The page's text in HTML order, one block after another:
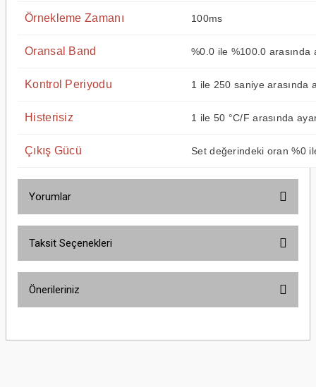
Örnekleme Zamanı 100ms
Oransal Band %0.0 ile %100.0
Kontrol Periyodu 1 ile 250 saniye arasında
Histerisiz 1 ile 50 °C/F arasında
Çıkış Gücü Set değerindeki oran %0
Yorumlar
Taksit Seçenekleri
Önerileriniz
yetersiz gördüğünüz noktaları öneri formunu kullanarak tarafımıza